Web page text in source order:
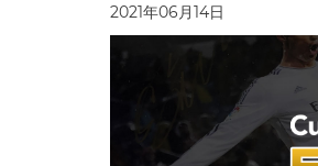
2021年06月14日